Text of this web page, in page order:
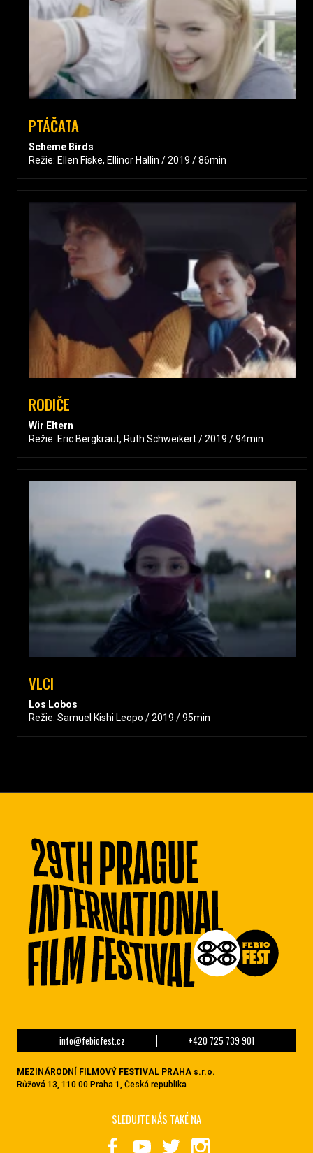
PTÁČATA
Scheme Birds
Režie: Ellen Fiske, Ellinor Hallin / 2019 / 86min
RODIČE
Wir Eltern
Režie: Eric Bergkraut, Ruth Schweikert / 2019 / 94min
VLCI
Los Lobos
Režie: Samuel Kishi Leopo / 2019 / 95min
info@febiofest.cz +420 725 739 901
MEZINÁRODNÍ FILMOVÝ FESTIVAL PRAHA s.r.o.
Růžová 13, 110 00 Praha 1, Česká republika
SLEDUJTE NÁS TAKÉ NA